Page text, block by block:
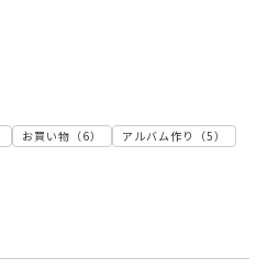
お買い物 （6） アルバム作り （5）